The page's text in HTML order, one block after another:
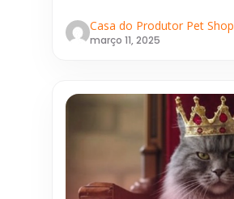
Casa do Produtor Pet Shop
março 11, 2025